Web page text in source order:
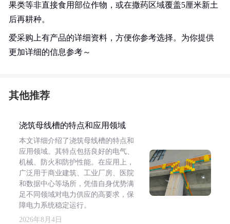
果类等非直接食用部位作物，或在撒药区域覆盖5厘米新土
后再耕种。
爱采购上有产品的详细资料，方便你参考选择。为你提供
更加详细的信息参考～
其他推荐
浇筑母线槽的特点和应用领域
本文详细介绍了浇筑母线槽的特点和
应用领域。其特点包括良好的电气、
机械、防火和防护性能。在应用上，
广泛用于商业建筑、工业厂房、医院
和数据中心等场所，凭借自身优势满
足不同领域对电力供应的高要求，保
障电力系统稳定运行。
2026年8月4日